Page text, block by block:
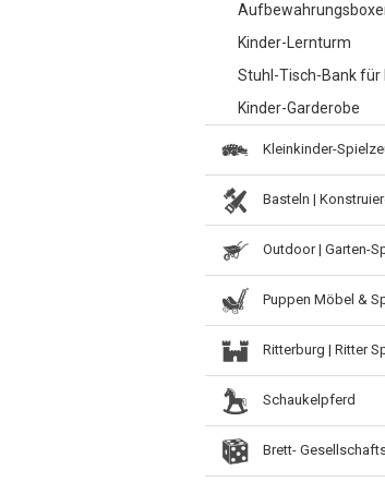
Kinder-Lernturm
Stuhl-Tisch-Bank für
Kinder-Garderobe
Kleinkinder-
Basteln |
Outdoor | Garten-
Puppen Möbel &
Ritterburg | Ritter
Schaukelpferd
Brett-